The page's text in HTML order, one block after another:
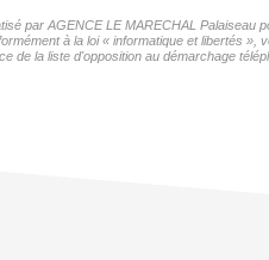
par AGENCE LE MARECHAL
à la loi « informatique et libertés
de la liste d'opposition au démarchage